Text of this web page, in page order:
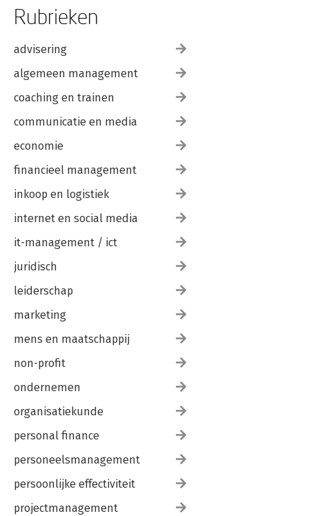
Dankwoord187
Rubrieken
advisering
algemeen management
coaching en trainen
communicatie en media
economie
financieel management
inkoop en logistiek
internet en social media
it-management / ict
juridisch
leiderschap
marketing
mens en maatschappij
non-profit
ondernemen
organisatiekunde
personal finance
personeelsmanagement
persoonlijke effectiviteit
projectmanagement